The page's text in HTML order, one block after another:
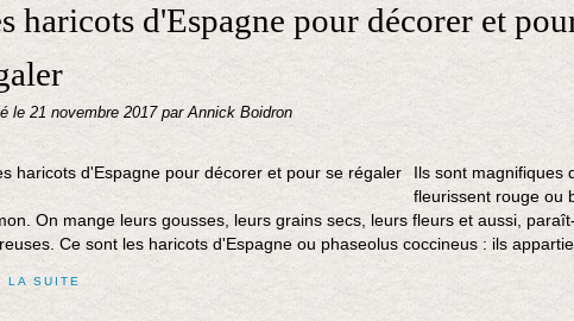
haricots d'Espagne pour décorer et
le 21 novembre 2017 par Annick Boidron
Ils sont magnifiques
fleurissent rouge ou
On mange leurs gousses, leurs grains secs, leurs fleurs et aussi,
Ce sont les haricots d'Espagne ou phaseolus coccineus : ils
LA SUITE